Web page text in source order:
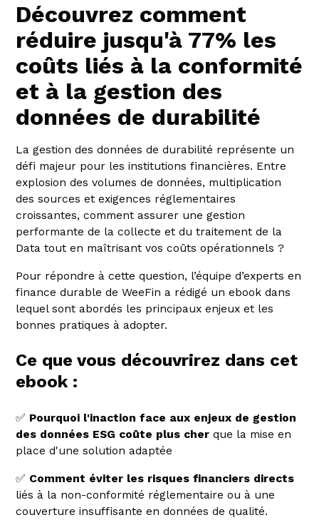
Découvrez comment
réduire jusqu'à 77% les
coûts liés à la conformité
et à la gestion des
données de durabilité
La gestion des données de durabilité représente un
défi majeur pour les institutions financières. Entre
explosion des volumes de données, multiplication
des sources et exigences réglementaires
croissantes, comment assurer une gestion
performante de la collecte et du traitement de la
Data tout en maîtrisant vos coûts opérationnels ?
Pour répondre à cette question, l’équipe d’experts en
finance durable de WeeFin a rédigé un ebook dans
lequel sont abordés les principaux enjeux et les
bonnes pratiques à adopter.
Ce que vous découvrirez dans cet
ebook :
✅ Pourquoi l'inaction face aux enjeux de gestion
des données ESG coûte plus cher que la mise en
place d'une solution adaptée
✅ Comment éviter les risques financiers directs
liés à la non-conformité réglementaire ou à une
couverture insuffisante en données de qualité.